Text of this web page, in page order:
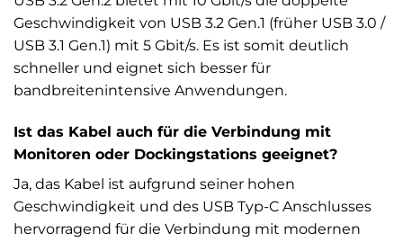
Geschwindigkeit von USB 3.2 Gen.1 (früher USB 3.0 /
USB 3.1 Gen.1) mit 5 Gbit/s. Es ist somit deutlich
schneller und eignet sich besser für
bandbreitenintensive Anwendungen.
Ist das Kabel auch für die Verbindung mit
Monitoren oder Dockingstations geeignet?
Ja, das Kabel ist aufgrund seiner hohen
Geschwindigkeit und des USB Typ-C Anschlusses
hervorragend für die Verbindung mit modernen